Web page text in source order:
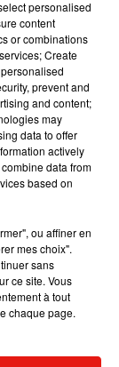
un nouvel
leur
personalised
content
or combinations
Create
prevent and
and content;
may
data to offer
actively
data from
based on
ou affiner en
mes choix".
sans
ce site. Vous
à tout
chaque page.